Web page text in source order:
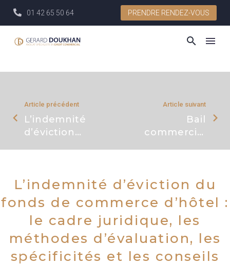
01 42 65 50 64 PRENDRE RENDEZ-VOUS
Article précédent
L’indemnité
d’éviction
approche
juridique
complète
et stratégie
de défense
Article suivant
Bail
commercial
du loyer ?
L’indemnité d’éviction du
fonds de commerce d’hôtel :
le cadre juridique, les
méthodes d’évaluation, les
spécificités et les conseils